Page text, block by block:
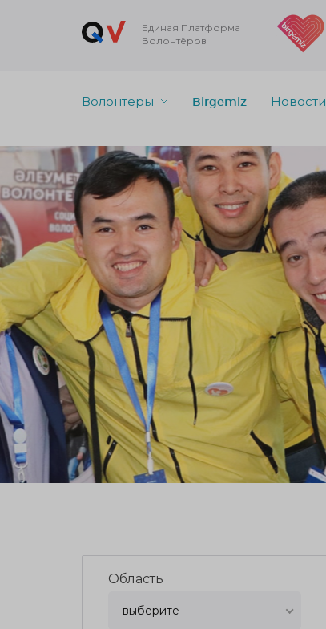
Единая Платформа
Волонтёров
Волонтеры Birgemiz Новости
Область
выберите